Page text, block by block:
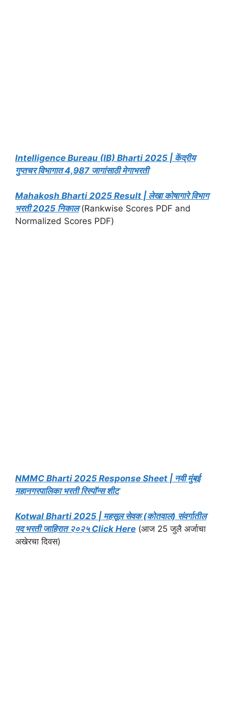
Intelligence Bureau (IB) Bharti 2025 | केंद्रीय
गुप्तचर विभागात 4,987 जागांसाठी मेगाभरती
Mahakosh Bharti 2025 Result | लेखा कोषागारे विभाग
भरती 2025 निकाल(Rankwise Scores PDF and
Normalized Scores PDF)
NMMC Bharti 2025 Response Sheet | नवी मुंबई
महानगरपालिका भरती रिस्पॉन्स शीट
Kotwal Bharti 2025 | महसूल सेवक (कोतवाल) संवर्गातील
पद भरती जाहिरात २०२५ Click Here (आज 25 जुलै अर्जाचा
अखेरचा दिवस)